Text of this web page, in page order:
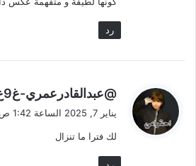
رد
ي
ل
@عبدالقادرعمري-غ9غ
يناير 7, 2025 الساعة 1:42 ص
لك فترا ما تنزال